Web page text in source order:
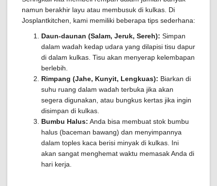
namun berakhir layu atau membusuk di kulkas. Di
Josplantkitchen, kami memiliki beberapa tips sederhana:
Daun-daunan (Salam, Jeruk, Sereh): Simpan
dalam wadah kedap udara yang dilapisi tisu dapur
di dalam kulkas. Tisu akan menyerap kelembapan
berlebih.
Rimpang (Jahe, Kunyit, Lengkuas): Biarkan di
suhu ruang dalam wadah terbuka jika akan
segera digunakan, atau bungkus kertas jika ingin
disimpan di kulkas.
Bumbu Halus: Anda bisa membuat stok bumbu
halus (baceman bawang) dan menyimpannya
dalam toples kaca berisi minyak di kulkas. Ini
akan sangat menghemat waktu memasak Anda di
hari kerja.